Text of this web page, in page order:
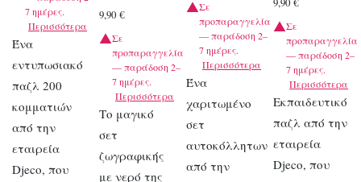
7 ημέρες.
Περισσότερα
Ένα
εντυπωσιακό
παζλ 200
κομματιών
από την
εταιρεία
Djeco, που
9,90€
Σε
προπαραγγελία
— παράδοση 2–
7 ημέρες.
Περισσότερα
Το μαγικό
σετ
ζωγραφικής
με νερό της
Σε
προπαραγγελία
— παράδοση 2–
7 ημέρες.
Περισσότερα
Ένα
χαριτωμένο
σετ
αυτοκόλλητων
από την
Σε
προπαραγγελία
— παράδοση 2–
7 ημέρες.
Περισσότερα
Εκπαιδευτικό
παζλ από την
εταιρεία
Djeco, που